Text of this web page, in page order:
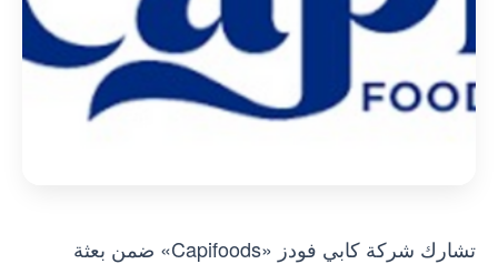
تشارك شركة كابي فودز «Capifoods» ضمن بعثة